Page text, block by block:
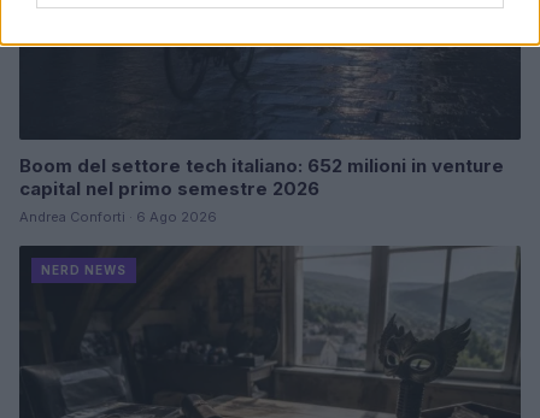
Boom del settore tech italiano: 652 milioni in venture
capital nel primo semestre 2026
Andrea Conforti · 6 Ago 2026
NERD NEWS